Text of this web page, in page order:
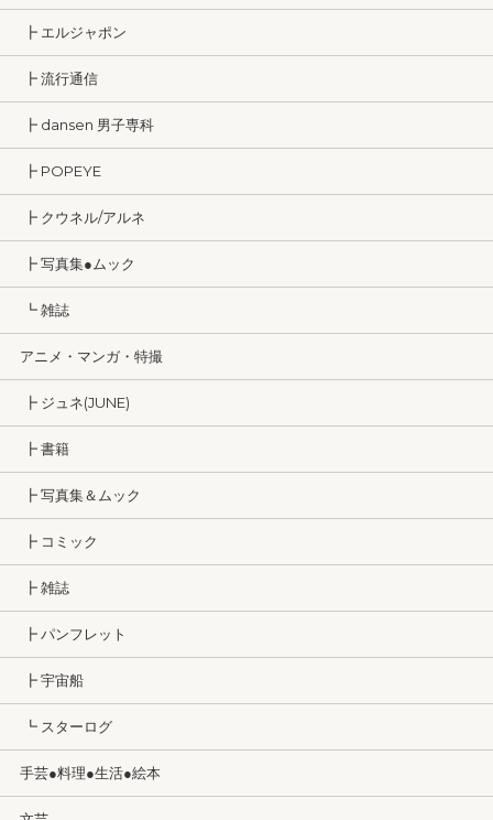
┣ エルジャポン
┣ 流行通信
┣ dansen 男子専科
┣ POPEYE
┣ クウネル/アルネ
┣ 写真集●ムック
┗ 雑誌
アニメ・マンガ・特撮
┣ ジュネ(JUNE)
┣ 書籍
┣ 写真集＆ムック
┣ コミック
┣ 雑誌
┣ パンフレット
┣ 宇宙船
┗ スターログ
手芸●料理●生活●絵本